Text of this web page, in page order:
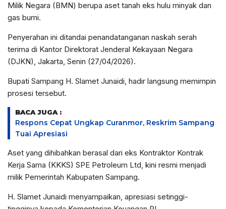
Milik Negara (BMN) berupa aset tanah eks hulu minyak dan
gas bumi.
Penyerahan ini ditandai penandatanganan naskah serah
terima di Kantor Direktorat Jenderal Kekayaan Negara
(DJKN), Jakarta, Senin (27/04/2026).
Bupati Sampang H. Slamet Junaidi, hadir langsung memimpin
prosesi tersebut.
BACA JUGA :
Respons Cepat Ungkap Curanmor, Reskrim Sampang
Tuai Apresiasi
Aset yang dihibahkan berasal dari eks Kontraktor Kontrak
Kerja Sama (KKKS) SPE Petroleum Ltd, kini resmi menjadi
milik Pemerintah Kabupaten Sampang.
H. Slamet Junaidi menyampaikan, apresiasi setinggi-